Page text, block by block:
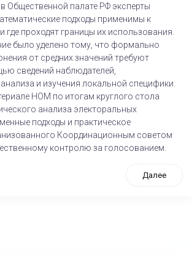
Общественной палате РФ эксперты
подходы применимы к
где проходят границы их использования.
было уделено тому, что формально
от средних значений требуют
сведений наблюдателей,
и изучения локальной специфики.
НОМ по итогам круглого стола
анализа электоральных
подходы и практическое
Координационным советом
контролю за голосованием.
Далее